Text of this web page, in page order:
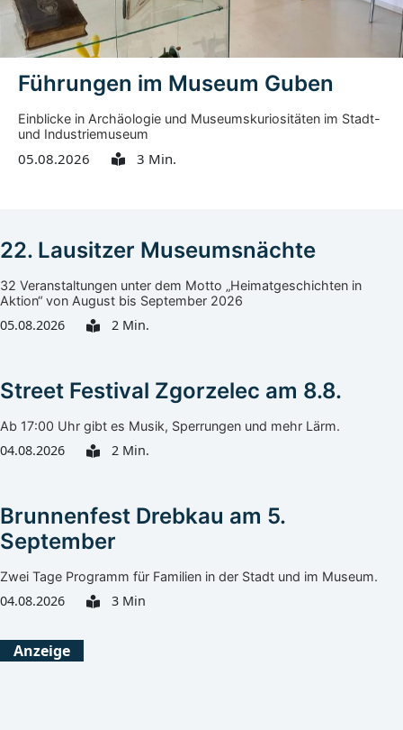
Führungen im Museum Guben
Einblicke in Archäologie und Museumskuriositäten im Stadt-
und Industriemuseum
05.08.2026 3 Min.
22. Lausitzer Museumsnächte
32 Veranstaltungen unter dem Motto „Heimatgeschichten in
Aktion“ von August bis September 2026
05.08.2026 2 Min.
Street Festival Zgorzelec am 8.8.
Ab 17:00 Uhr gibt es Musik, Sperrungen und mehr Lärm.
04.08.2026 2 Min.
Brunnenfest Drebkau am 5.
September
Zwei Tage Programm für Familien in der Stadt und im Museum.
04.08.2026 3 Min
Anzeige
Görlitz
Heute